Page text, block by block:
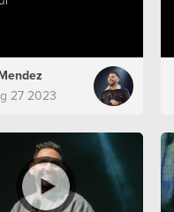
27 2023